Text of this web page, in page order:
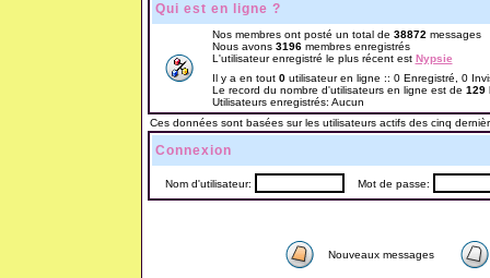
Qui est en ligne ?
Nos membres ont posté un total de 38872 messages
Nous avons 3196membres enregistrés
L'utilisateur enregistré le plus récent est Nypsie
Il y a en tout 0utilisateur en ligne :: 0 Enregistré, 0
Le record du nombre d'utilisateurs en ligne est de 129
Utilisateurs enregistrés: Aucun
Ces données sont basées sur les utilisateurs actifs des cinq
Connexion
Nom d'utilisateur: Mot de passe:
Nouveaux messages